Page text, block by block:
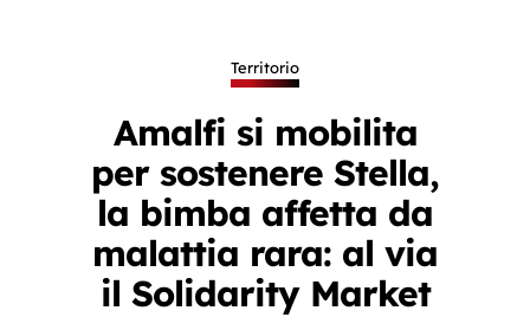
Territorio
Amalfi si mobilita
per sostenere Stella,
la bimba affetta da
malattia rara: al via
il Solidarity Market